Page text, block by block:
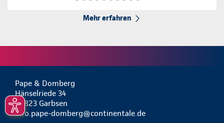
Mehr erfahren
Pape & Domberg
Hänselriede 34
30823 Garbsen
info.pape-domberg@continentale.de